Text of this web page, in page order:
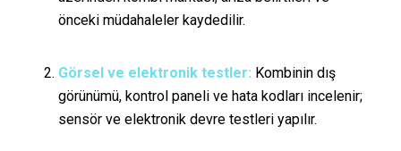
önceki müdahaleler kaydedilir.
Görsel ve elektronik testler: Kombinin dış
görünümü, kontrol paneli ve hata kodları incelenir;
sensör ve elektronik devre testleri yapılır.